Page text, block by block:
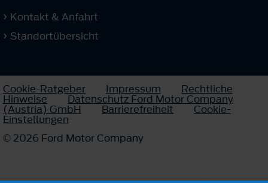
Kontakt & Anfahrt
Standortübersicht
Cookie-Ratgeber Impressum Rechtliche
Hinweise Datenschutz Ford Motor Company
(Austria) GmbH Barrierefreiheit Cookie-
Einstellungen
© 2026 Ford Motor Company